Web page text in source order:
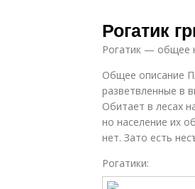
Рогатик
Рогатик — общее
Общее описание
разветвленные в
Обитает в лесах
но население их
нет. Зато есть
Рогатики: